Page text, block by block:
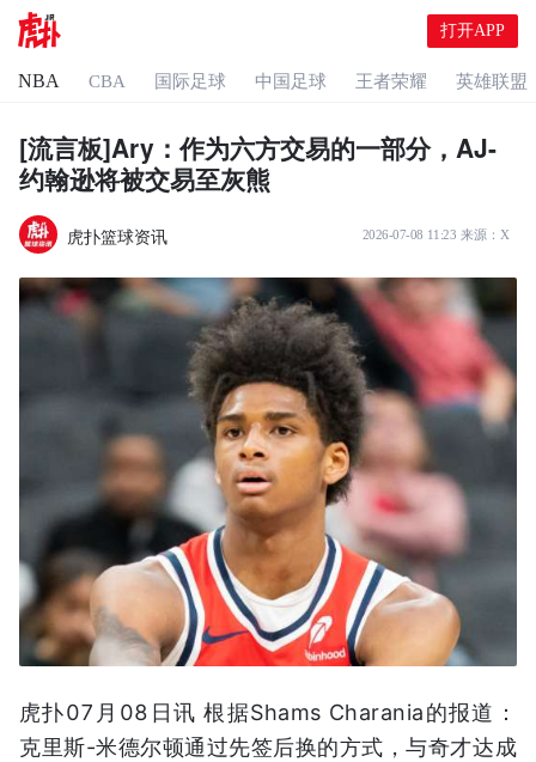
打开APP
NBA CBA 国际足球 中国足球 王者荣耀 英雄联盟
[流言板]Ary：作为六方交易的一部分，AJ-
约翰逊将被交易至灰熊
虎扑篮球资讯 2026-07-08 11:23 来源： X
虎扑07月08日讯 根据Shams Charania的报道：
克里斯-米德尔顿通过先签后换的方式，与奇才达成